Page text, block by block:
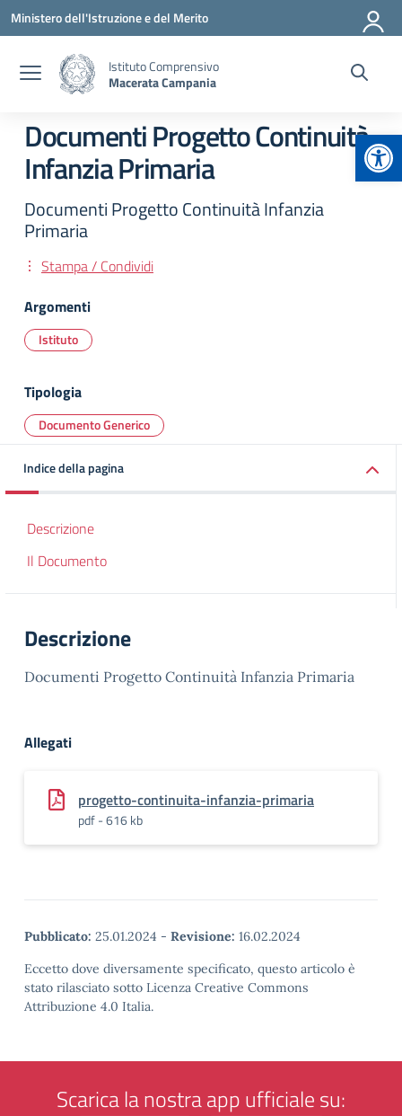
Vai ai contenuti
Vai al menu di navigazione
Vai al footer
Ministero dell'Istruzione e del Merito
Istituto Comprensivo
Macerata Campania
Documenti Progetto Continuità
Infanzia Primaria
Documenti Progetto Continuità Infanzia
Primaria
Stampa / Condividi
Argomenti
Istituto
Tipologia
Documento Generico
Indice della pagina
Descrizione
Il Documento
Descrizione
Documenti Progetto Continuità Infanzia Primaria
Allegati
progetto-continuita-infanzia-primaria
pdf - 616 kb
Pubblicato: 25.01.2024 - Revisione: 16.02.2024
Eccetto dove diversamente specificato, questo articolo è
stato rilasciato sotto Licenza Creative Commons
Attribuzione 4.0 Italia.
Scarica la nostra app ufficiale su: